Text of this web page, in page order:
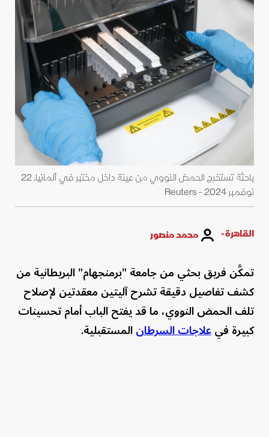
باحثة تستخرج الحمض النووي من عينة داخل مختبر في ألمانيا. 22
نوفمبر 2024 - Reuters
القاهرة - محمد منصور
تمكَّن فريق بحثي من جامعة "برمنجهام" البريطانية من
كشف تفاصيل دقيقة تشرح آليتين معقدتين لإصلاح
تلف الحمض النووي، ما قد يفتح الباب أمام تحسينات
كبيرة فيعلاجات السرطانالمستقبلية.